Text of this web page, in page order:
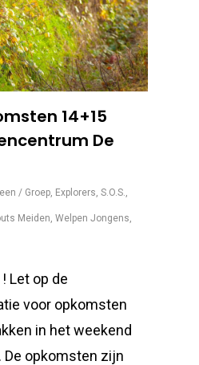
14+15
De
/ Groep, Explorers, S.O.S.,
Meiden, Welpen Jongens,
Let op de
voor opkomsten
in het weekend
De opkomsten zijn